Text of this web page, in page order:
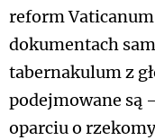
reform
dokumentach
tabernakulum z
podejmowane są
oparciu o